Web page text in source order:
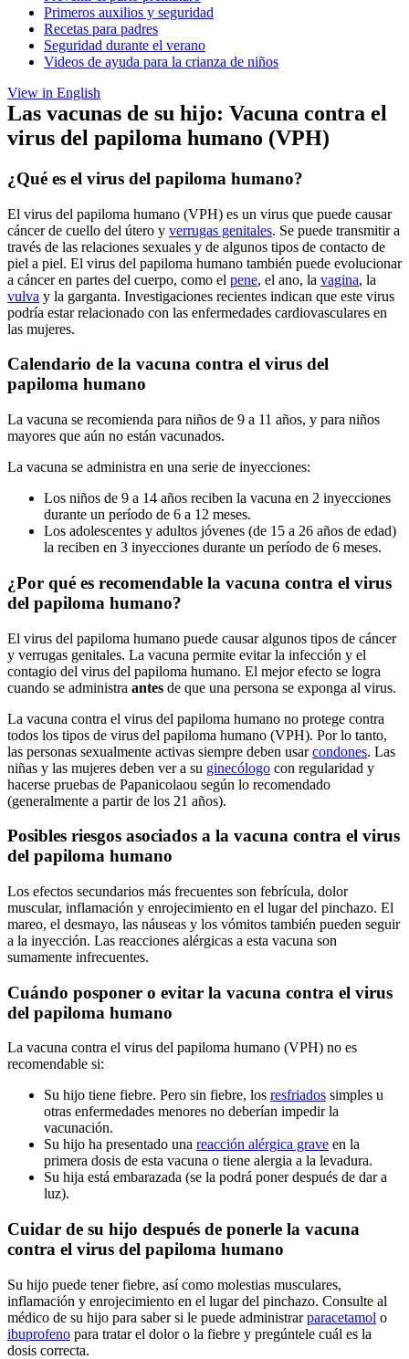
Primeros auxilios y seguridad
Recetas para padres
Seguridad durante el verano
Videos de ayuda para la crianza de niños
View in English
Las vacunas de su hijo: Vacuna contra el
virus del papiloma humano (VPH)
¿Qué es el virus del papiloma humano?
El virus del papiloma humano (VPH) es un virus que puede causar
cáncer de cuello del útero y verrugas genitales. Se puede transmitir a
través de las relaciones sexuales y de algunos tipos de contacto de
piel a piel. El virus del papiloma humano también puede evolucionar
a cáncer en partes del cuerpo, como el pene, el ano, la vagina, la
vulva y la garganta. Investigaciones recientes indican que este virus
podría estar relacionado con las enfermedades cardiovasculares en
las mujeres.
Calendario de la vacuna contra el virus del
papiloma humano
La vacuna se recomienda para niños de 9 a 11 años, y para niños
mayores que aún no están vacunados.
La vacuna se administra en una serie de inyecciones:
Los niños de 9 a 14 años reciben la vacuna en 2 inyecciones
durante un período de 6 a 12 meses.
Los adolescentes y adultos jóvenes (de 15 a 26 años de edad)
la reciben en 3 inyecciones durante un período de 6 meses.
¿Por qué es recomendable la vacuna contra el virus
del papiloma humano?
El virus del papiloma humano puede causar algunos tipos de cáncer
y verrugas genitales. La vacuna permite evitar la infección y el
contagio del virus del papiloma humano. El mejor efecto se logra
cuando se administra antes de que una persona se exponga al virus.
La vacuna contra el virus del papiloma humano no protege contra
todos los tipos de virus del papiloma humano (VPH). Por lo tanto,
las personas sexualmente activas siempre deben usarcondones. Las
niñas y las mujeres deben ver a su ginecólogo con regularidad y
hacerse pruebas de Papanicolaou según lo recomendado
(generalmente a partir de los 21 años).
Posibles riesgos asociados a la vacuna contra el virus
del papiloma humano
Los efectos secundarios más frecuentes son febrícula, dolor
muscular, inflamación y enrojecimiento en el lugar del pinchazo. El
mareo, el desmayo, las náuseas y los vómitos también pueden seguir
a la inyección. Las reacciones alérgicas a esta vacuna son
sumamente infrecuentes.
Cuándo posponer o evitar la vacuna contra el virus
del papiloma humano
La vacuna contra el virus del papiloma humano (VPH) no es
recomendable si:
Su hijo tiene fiebre. Pero sin fiebre, los resfriados simples u
otras enfermedades menores no deberían impedir la
vacunación.
Su hijo ha presentado una reacción alérgica grave en la
primera dosis de esta vacuna o tiene alergia a la levadura.
Su hija está embarazada (se la podrá poner después de dar a
luz).
Cuidar de su hijo después de ponerle la vacuna
contra el virus del papiloma humano
Su hijo puede tener fiebre, así como molestias musculares,
inflamación y enrojecimiento en el lugar del pinchazo. Consulte al
médico de su hijo para saber si le puede administrarparacetamol o
ibuprofeno para tratar el dolor o la fiebre y pregúntele cuál es la
dosis correcta.